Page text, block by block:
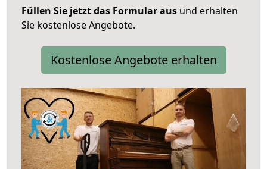
Füllen Sie jetzt das Formular aus und erhalten
Sie kostenlose Angebote.
Kostenlose Angebote erhalten